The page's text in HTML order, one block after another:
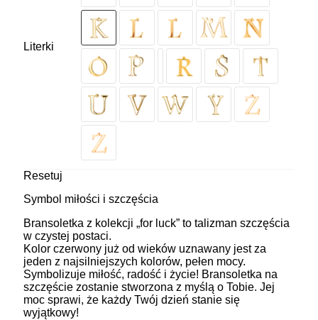
Literki
Resetuj
Symbol miłości i szczęścia
Bransoletka z kolekcji „for luck” to talizman szczęścia
w czystej postaci.
Kolor czerwony już od wieków uznawany jest za
jeden z najsilniejszych kolorów, pełen mocy.
Symbolizuje miłość, radość i życie! Bransoletka na
szczęście zostanie stworzona z myślą o Tobie. Jej
moc sprawi, że każdy Twój dzień stanie się
wyjątkowy!